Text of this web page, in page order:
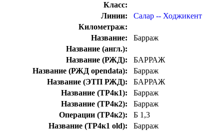
Класс:
Линии:
Салар -- Ходжикент
Километраж:
Название:
Барраж
Название (англ.):
Название (РЖД):
БАРРАЖ
Название (РЖД opendata):
Барраж
Название (ЭТП РЖД):
БАРРАЖ
Название (ТР4к1):
Барраж
Название (ТР4к2):
Барраж
Операции (ТР4к2):
Б 1,3
Название (ТР4к1 old):
Барраж